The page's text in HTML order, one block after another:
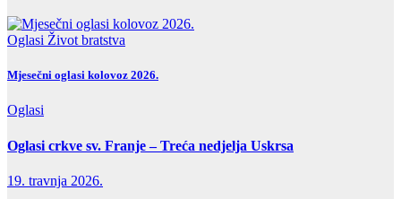
Oglasi Život bratstva
Mjesečni oglasi kolovoz 2026.
Oglasi
Oglasi crkve sv. Franje – Treća nedjelja Uskrsa
19. travnja 2026.